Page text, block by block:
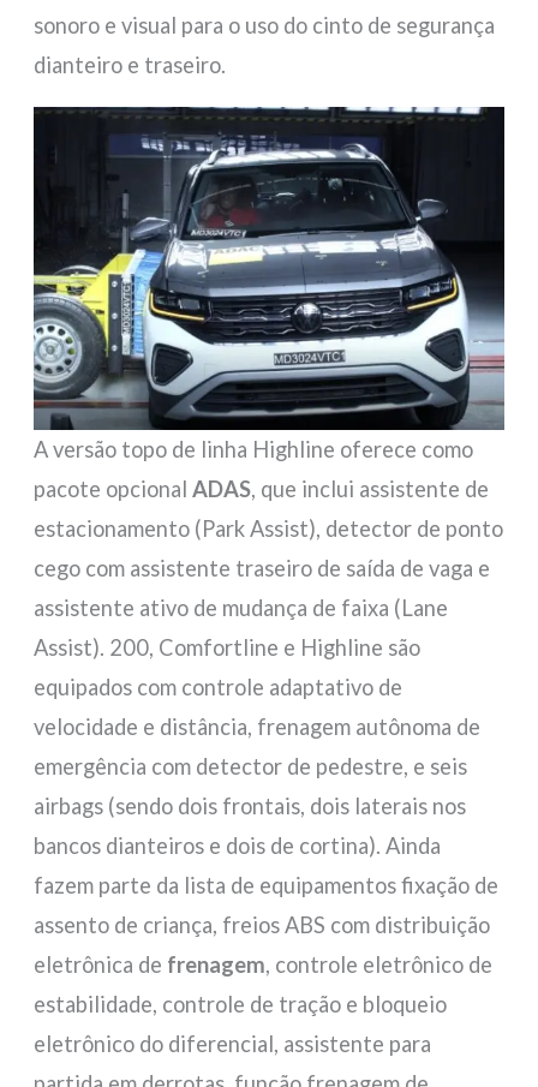
sonoro e visual para o uso do cinto de segurança
dianteiro e traseiro.
A versão topo de linha Highline oferece como
pacote opcionalADAS, que inclui assistente de
estacionamento (Park Assist), detector de ponto
cego com assistente traseiro de saída de vaga e
assistente ativo de mudança de faixa (Lane
Assist). 200, Comfortline e Highline são
equipados com controle adaptativo de
velocidade e distância, frenagem autônoma de
emergência com detector de pedestre, e seis
airbags (sendo dois frontais, dois laterais nos
bancos dianteiros e dois de cortina). Ainda
fazem parte da lista de equipamentos fixação de
assento de criança, freios ABS com distribuição
eletrônica de frenagem, controle eletrônico de
estabilidade, controle de tração e bloqueio
eletrônico do diferencial, assistente para